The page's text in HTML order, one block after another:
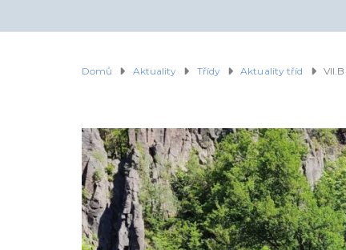
Domů Aktuality Třídy Aktuality tříd VII.B